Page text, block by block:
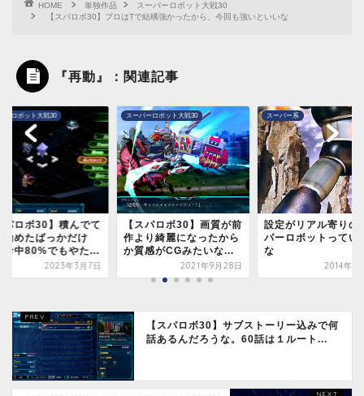
HOME 単独作品
スーパーロボット大戦30
【スパロボ30】プロはTで結構強かったから、今回も強いといいな
『再動』：関連記事
ーロボット大戦30
パロボ30】積んでて
始めたばっかだけ
命中80%でもやた...
2023年3月7日
スーパーロボット大戦30
【スパロボ30】画質が前
作より綺麗になったから
か質感がCGみたいな...
2021年9月28日
スーパー系
設定がリアル寄りの
パーロボットってい
な
2014年11
【スパロボ30】サブストーリー込みで何
話あるんだろうな。60話は１ルート...